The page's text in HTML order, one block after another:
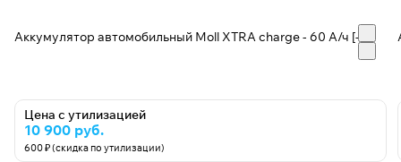
Аккумулятор автомобильный Moll XTRA charge - 60 А/ч [-+]
Цена с утилизацией
10 900 руб.
600 ₽ (скидка по утилизации)